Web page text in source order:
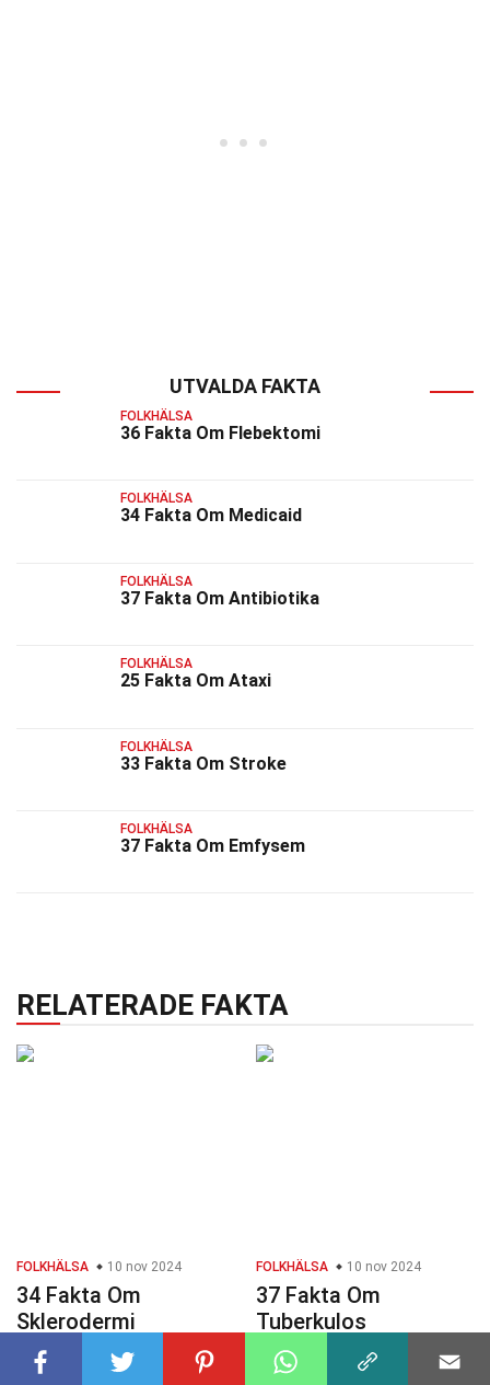
UTVALDA FAKTA
FOLKHÄLSA
36 Fakta Om Flebektomi
FOLKHÄLSA
34 Fakta Om Medicaid
FOLKHÄLSA
37 Fakta Om Antibiotika
FOLKHÄLSA
25 Fakta Om Ataxi
FOLKHÄLSA
33 Fakta Om Stroke
FOLKHÄLSA
37 Fakta Om Emfysem
RELATERADE FAKTA
FOLKHÄLSA 10 nov 2024
34 Fakta Om
Sklerodermi
FOLKHÄLSA 10 nov 2024
37 Fakta Om
Tuberkulos